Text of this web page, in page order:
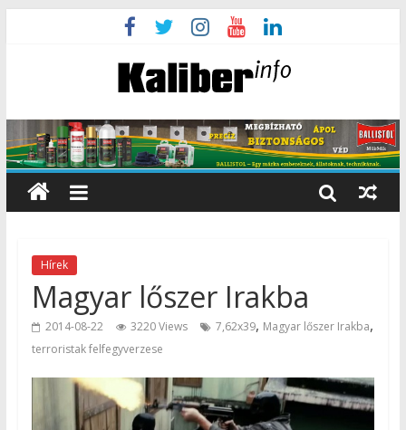
Hírek
Magyar lőszer Irakba
2014-08-22 3220 Views 7,62x39, Magyar lőszer Irakba,
terroristak felfegyverzese